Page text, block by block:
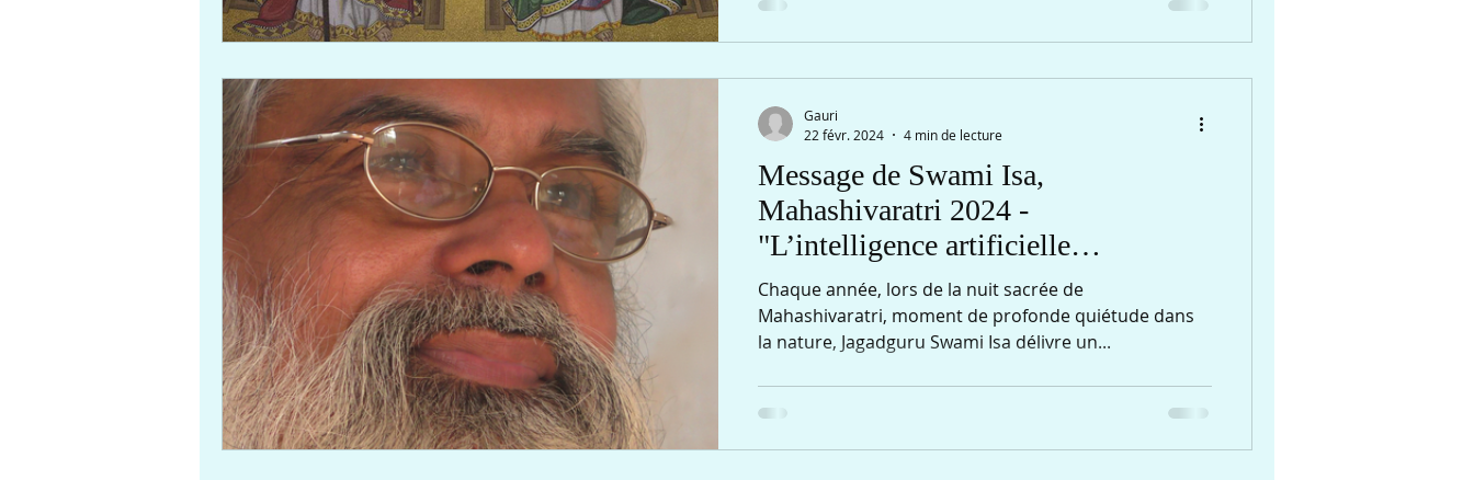
Message de Swami Isa,
Mahashivaratri 2024 -
"L’intelligence artificielle
organique".
Chaque année, lors de la nuit sacrée de
Mahashivaratri, moment de profonde quiétude dans
la nature, Jagadguru Swami Isa délivre un...
Gauri
22 févr. 2024
4 min de lecture